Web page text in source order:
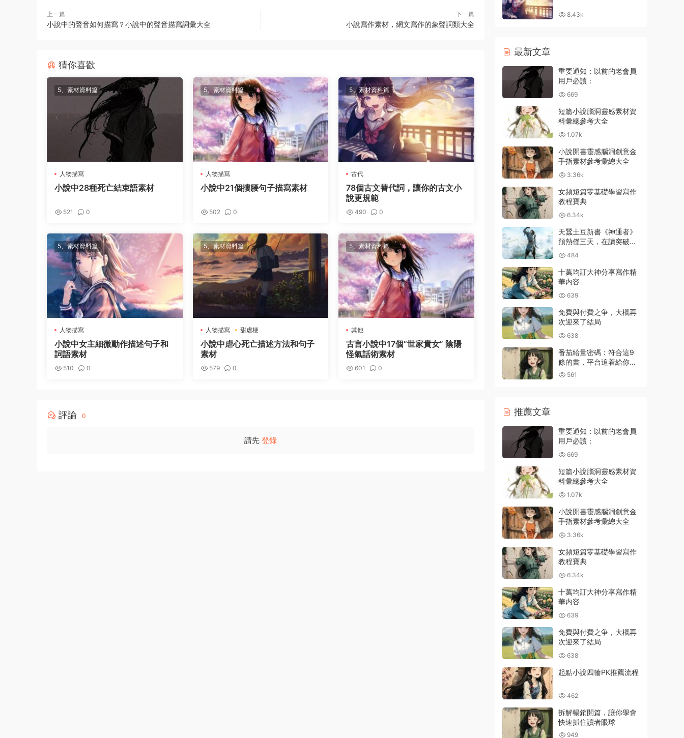
上一篇
小說中的聲音如何描寫？小說中的聲音描寫詞彙大全
下一篇
小說寫作素材，網文寫作的象聲詞類大全
猜你喜歡
5、素材資料篇
人物描寫
小說中28種死亡結束語素材
521 0
5、素材資料篇
人物描寫
小說中21個摟腰句子描寫素材
502 0
5、素材資料篇
古代
78個古文替代詞，讓你的古文小
說更規範
490 0
5、素材資料篇
人物描寫
小說中女主細微動作描述句子和
詞語素材
510 0
5、素材資料篇
人物描寫 甜虐梗
小說中虐心死亡描述方法和句子
素材
579 0
5、素材資料篇
其他
古言小說中17個“世家貴女” 陰陽
怪氣話術素材
601 0
評論 0
請先 登錄
8.43k
最新文章
重要通知：以前的老會員
用戶必讀：
669
短篇小說腦洞靈感素材資
料彙總參考大全
1.07k
小說開書靈感腦洞創意金
手指素材參考彙總大全
3.36k
女頻短篇零基礎學習寫作
教程寶典
6.34k
天蠶土豆新書《神通者》
預熱僅三天，在讀突破百
萬 484
十萬均訂大神分享寫作精
華内容
639
免費與付費之争，大概再
次迎來了結局
638
番茄給量密碼：符合這9
條的書，平台追着給你推
流量561
推薦文章
重要通知：以前的老會員
用戶必讀：
669
短篇小說腦洞靈感素材資
料彙總參考大全
1.07k
小說開書靈感腦洞創意金
手指素材參考彙總大全
3.36k
女頻短篇零基礎學習寫作
教程寶典
6.34k
十萬均訂大神分享寫作精
華内容
639
免費與付費之争，大概再
次迎來了結局
638
起點小說四輪PK推薦流程
462
拆解暢銷開篇，讓你學會
快速抓住讀者眼球
949